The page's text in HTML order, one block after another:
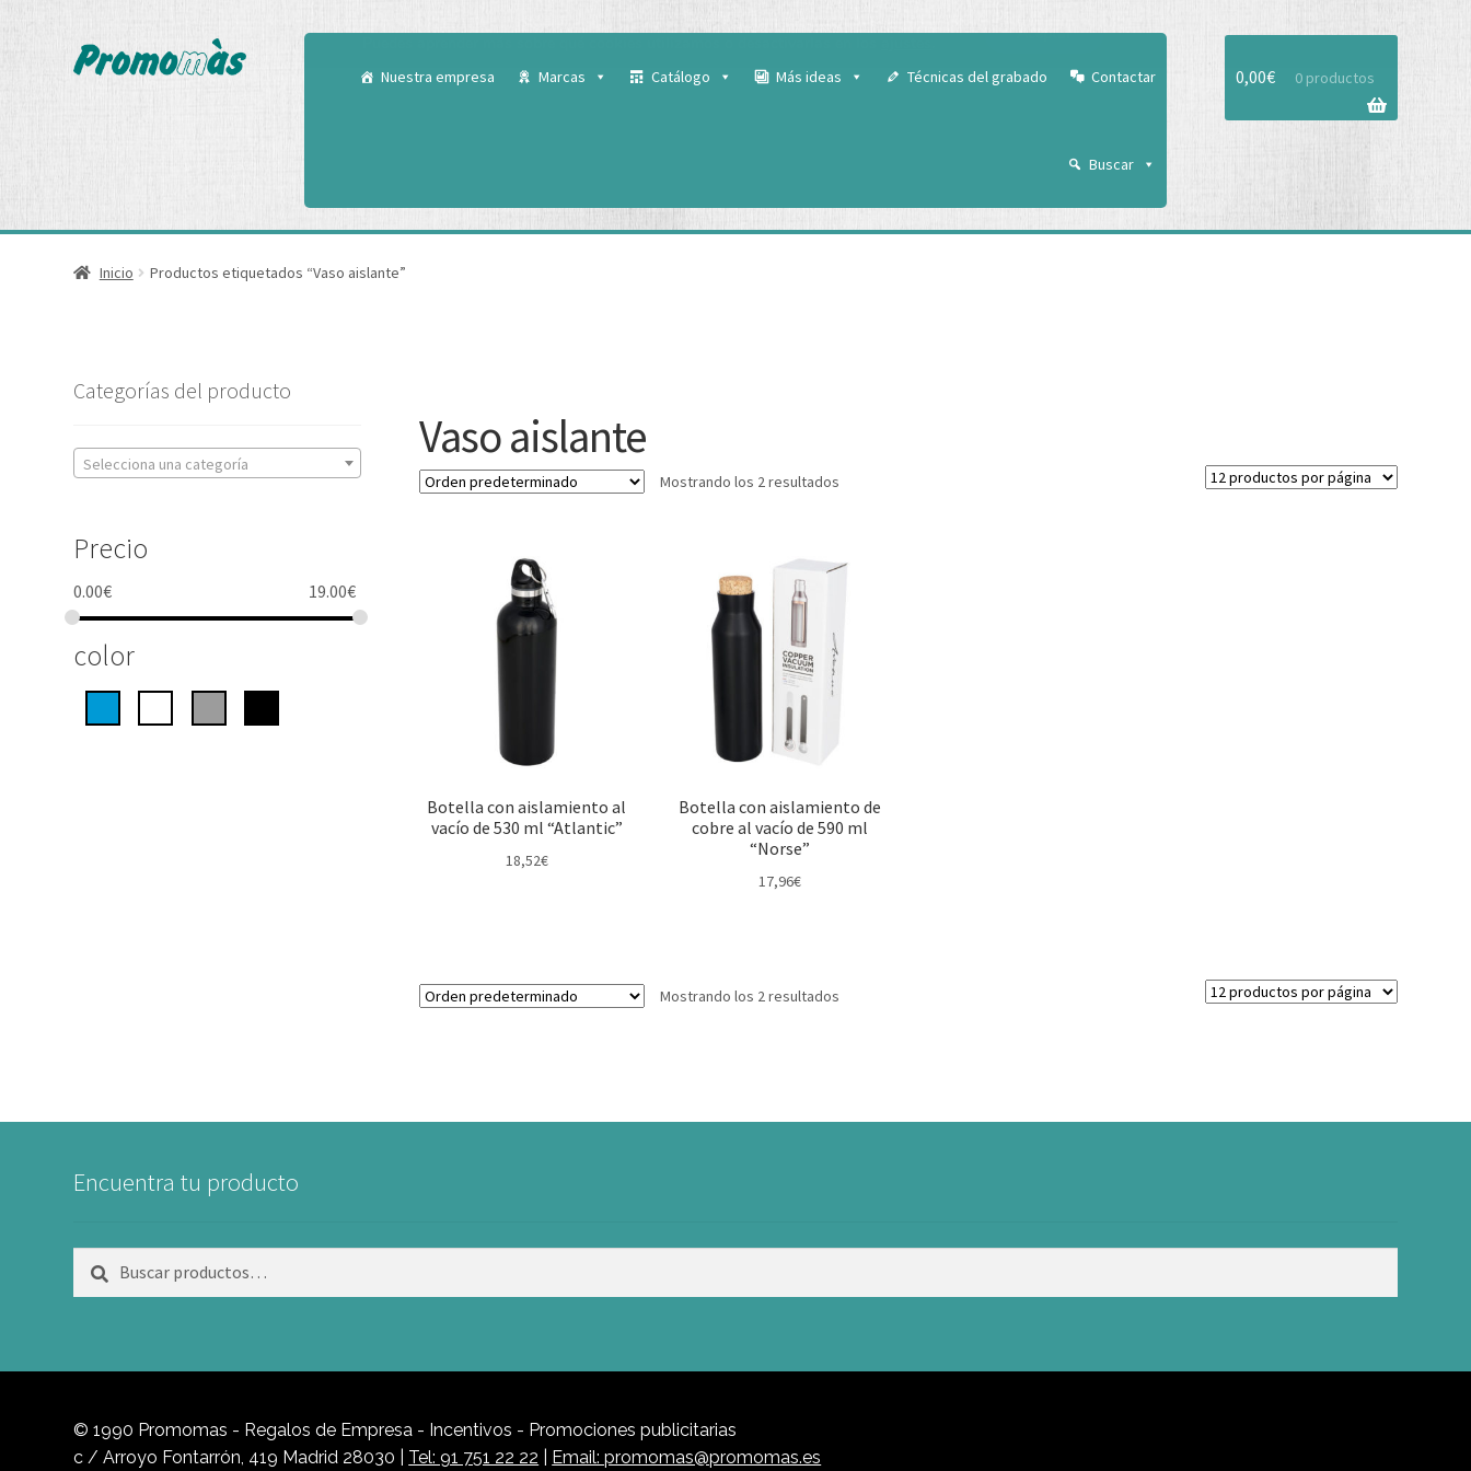
Nuestra empresa Marcas Catálogo Más ideas Técnicas del grabado Contactar
Buscar
0,00€ 0 productos
Inicio Productos etiquetados “Vaso aislante”
Vaso aislante
Mostrando los 2 resultados
Botella con aislamiento al
vacío de 530 ml “Atlantic”
18,52€
Botella con aislamiento de
cobre al vacío de 590 ml
“Norse”
17,96€
Mostrando los 2 resultados
Categorías del producto
Selecciona una categoría
Precio
0.00€ 19.00€
color
Encuentra tu producto
Buscar
Buscar
© 1990 Promomas - Regalos de Empresa - Incentivos - Promociones publicitarias
c / Arroyo Fontarrón, 419 Madrid 28030 | Tel: 91 751 22 22 Email: promomas@promomas.es
Aceptar